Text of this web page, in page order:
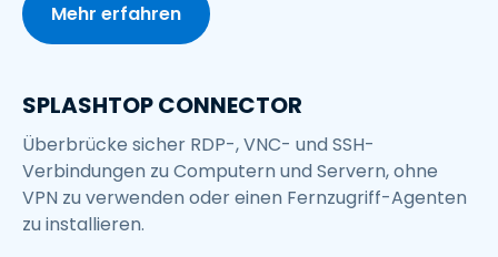
Mehr erfahren
SPLASHTOP CONNECTOR
Überbrücke sicher RDP-, VNC- und SSH-
Verbindungen zu Computern und Servern, ohne
VPN zu verwenden oder einen Fernzugriff-Agenten
zu installieren.